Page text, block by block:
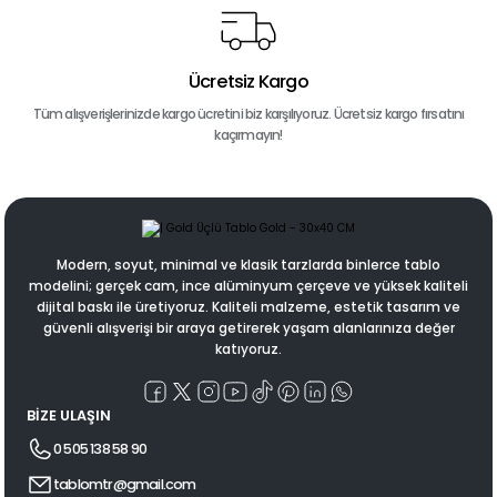
Ücretsiz Kargo
Tüm alışverişlerinizde kargo ücretini biz karşılıyoruz. Ücretsiz kargo fırsatını
kaçırmayın!
Modern, soyut, minimal ve klasik tarzlarda binlerce tablo
modelini; gerçek cam, ince alüminyum çerçeve ve yüksek kaliteli
dijital baskı ile üretiyoruz. Kaliteli malzeme, estetik tasarım ve
güvenli alışverişi bir araya getirerek yaşam alanlarınıza değer
katıyoruz.
BİZE ULAŞIN
0 505 138 58 90
tablomtr@gmail.com